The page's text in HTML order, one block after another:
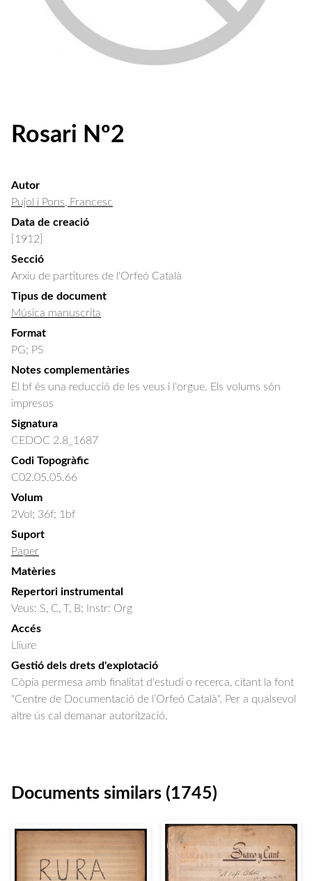
Rosari Nº2
Autor
Pujol i Pons, Francesc
Data de creació
[1912]
Secció
Arxiu de partitures de l'Orfeó Català
Tipus de document
Música manuscrita
Format
PG; PS
Notes complementàries
El bf és una reducció de les veus i l'orgue. Els volums són
impresos
Signatura
CEDOC 2.8_1687
Codi Topogràfic
C02.05.05.66
Volum
2Vol; 36f; 1bf
Suport
Paper
Matèries
Repertori instrumental
Veus: S, C, T, B; Instr: Org
Accés
Lliure
Gestió dels drets d'explotació
Còpia permesa amb finalitat d'estudi o recerca, citant la font
"Centre de Documentació de l’Orfeó Català". Per a qualsevol
altre ús cal demanar autorització.
Documents similars (1745)